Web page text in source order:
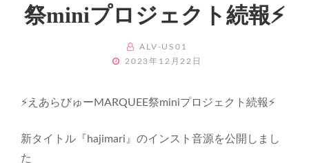
祭miniプロジェクト続報⚡️
BY
ALV-US01
POSTED
2023年12月22日
⚡️えあらびゅーMARQUEE祭miniプロジェクト続報⚡️
新タイトル『hajimari』のインスト音源を公開しまし
た